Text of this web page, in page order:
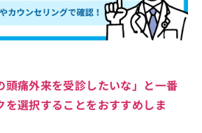
頭痛外来を受診したいな」と一番
を選択することをおすすめしま